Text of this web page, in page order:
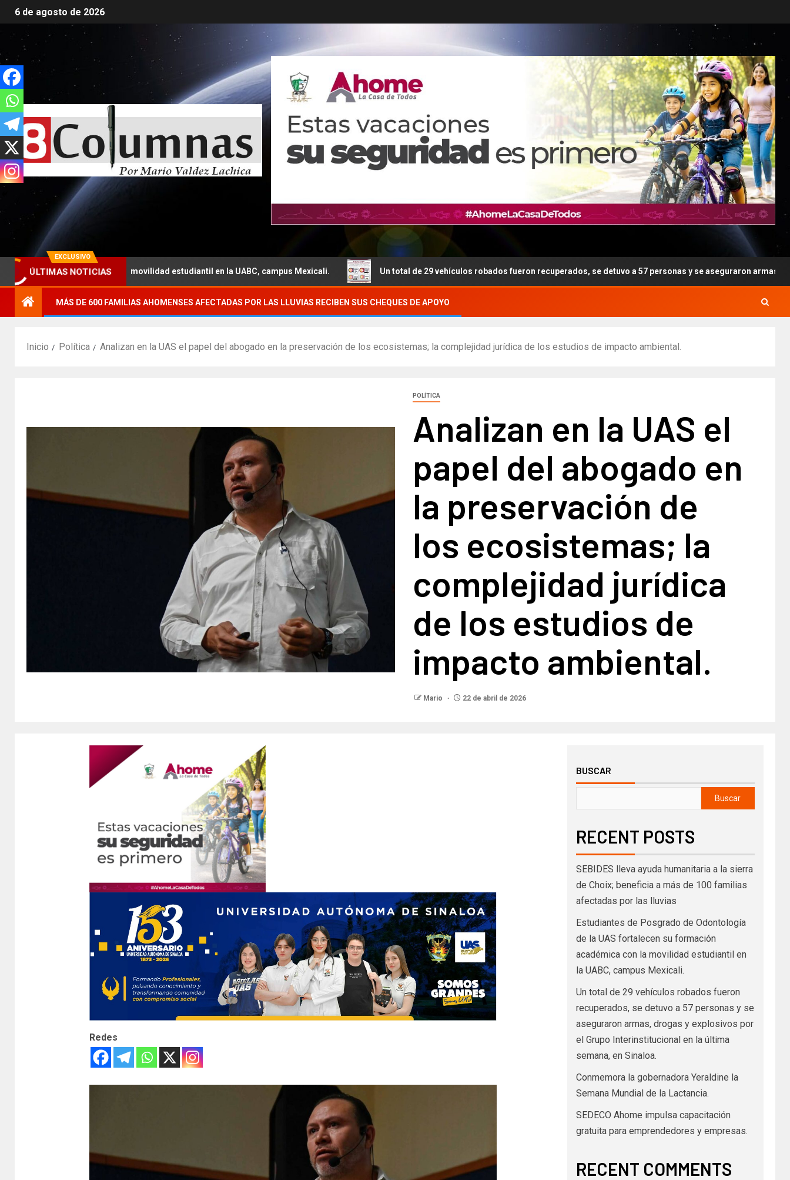
6 de agosto de 2026
EXCLUSIVO
ÚLTIMAS NOTICIAS
con la movilidad estudiantil en la UABC, campus Mexicali. Un total de 29 vehículos robados fueron recuperados, se detuvo a 57 personas y se aseguraron armas, drogas y
MÁS DE 600 FAMILIAS AHOMENSES AFECTADAS POR LAS LLUVIAS RECIBEN SUS CHEQUES DE APOYO
Inicio Política Analizan en la UAS el papel del abogado en la preservación de los ecosistemas; la complejidad jurídica de los estudios de impacto ambiental.
POLÍTICA
Analizan en la UAS el
papel del abogado en
la preservación de
los ecosistemas; la
complejidad jurídica
de los estudios de
impacto ambiental.
Mario 22 de abril de 2026
Redes
BUSCAR
Buscar
RECENT POSTS
SEBIDES lleva ayuda humanitaria a la sierra
de Choix; beneficia a más de 100 familias
afectadas por las lluvias
Estudiantes de Posgrado de Odontología
de la UAS fortalecen su formación
académica con la movilidad estudiantil en
la UABC, campus Mexicali.
Un total de 29 vehículos robados fueron
recuperados, se detuvo a 57 personas y se
aseguraron armas, drogas y explosivos por
el Grupo Interinstitucional en la última
semana, en Sinaloa.
Conmemora la gobernadora Yeraldine la
Semana Mundial de la Lactancia.
SEDECO Ahome impulsa capacitación
gratuita para emprendedores y empresas.
RECENT COMMENTS